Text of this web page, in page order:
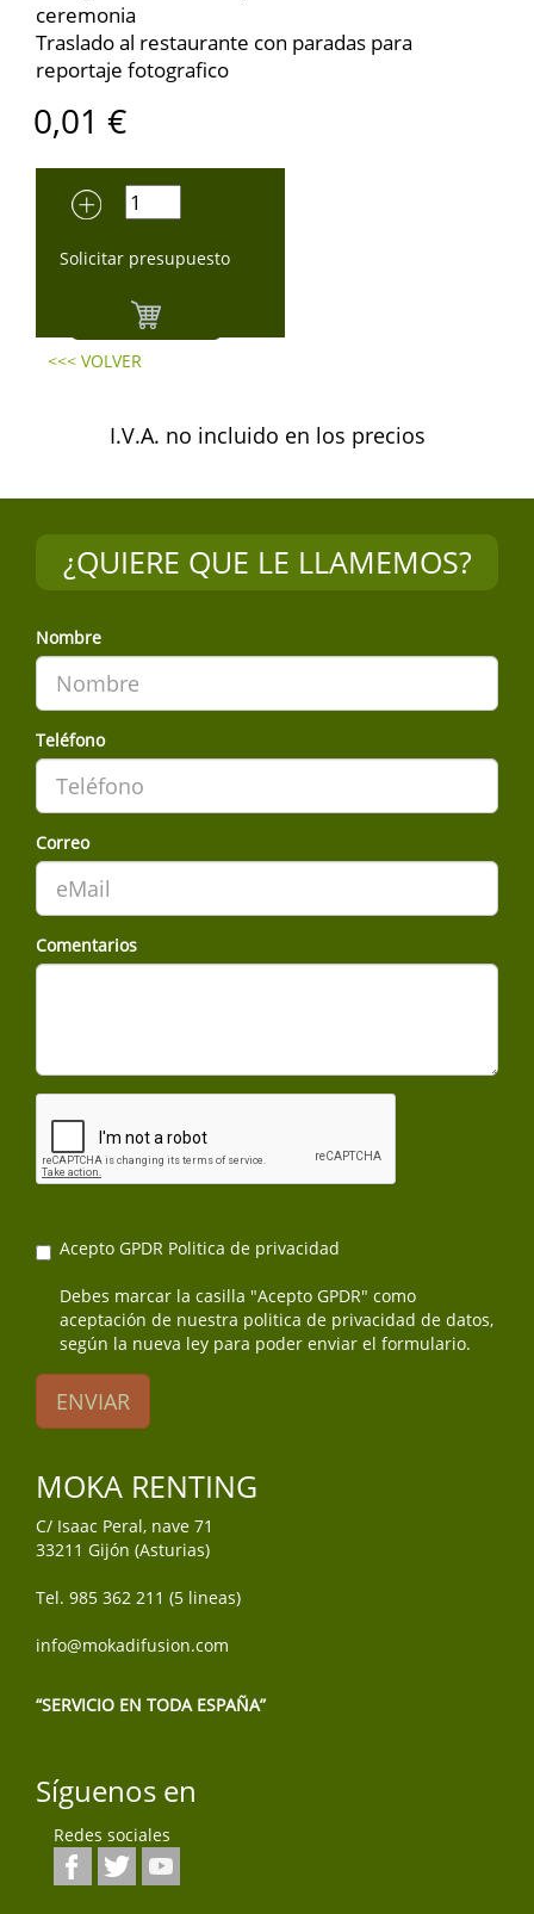
ceremonia
Traslado al restaurante con paradas para
reportaje fotografico
0,01 €
Solicitar presupuesto
<<< VOLVER
I.V.A. no incluido en los precios
¿QUIERE QUE LE LLAMEMOS?
Nombre
Teléfono
Correo
Comentarios
Acepto GPDR Politica de privacidad
Debes marcar la casilla "Acepto GPDR" como
aceptación de nuestra politica de privacidad de datos,
según la nueva ley para poder enviar el formulario.
ENVIAR
MOKA RENTING
C/ Isaac Peral, nave 71
33211 Gijón (Asturias)
Tel. 985 362 211 (5 lineas)
info@mokadifusion.com
“SERVICIO EN TODA ESPAÑA”
Síguenos en
Redes sociales